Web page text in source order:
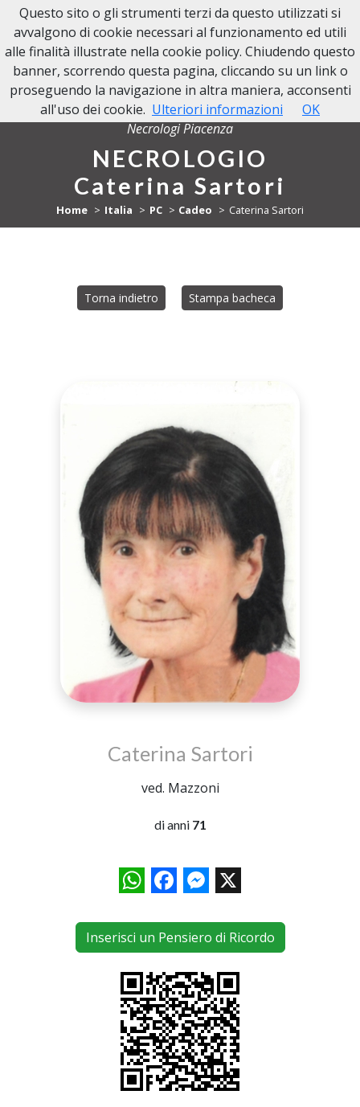
NECROLOGI PIACENZA
Necrologi Piacenza
NECROLOGIO
Caterina Sartori
Home Italia PC Cadeo Caterina Sartori
Torna indietro Stampa bacheca
Caterina Sartori
ved. Mazzoni
di anni 71
WhatsAppFacebookMessenger
X
Inserisci un Pensiero di Ricordo
Questo sito o gli strumenti terzi da questo utilizzati si
avvalgono di cookie necessari al funzionamento ed utili
alle finalità illustrate nella cookie policy. Chiudendo questo
banner, scorrendo questa pagina, cliccando su un link o
proseguendo la navigazione in altra maniera, acconsenti
all'uso dei cookie. Ulteriori informazioni OK